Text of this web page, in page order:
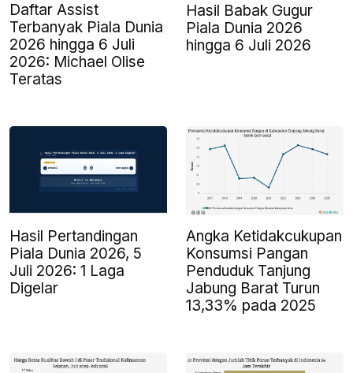
Daftar Assist
Terbanyak Piala Dunia
2026 hingga 6 Juli
2026: Michael Olise
Teratas
Hasil Babak Gugur
Piala Dunia 2026
hingga 6 Juli 2026
Hasil Pertandingan
Piala Dunia 2026, 5
Juli 2026: 1 Laga
Digelar
Angka Ketidakcukupan
Konsumsi Pangan
Penduduk Tanjung
Jabung Barat Turun
13,33% pada 2025